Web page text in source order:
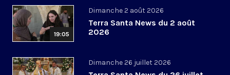
19:05
Dimanche 2 août 2026
Terra Santa News du 2 août
2026
Dimanche 26 juillet 2026